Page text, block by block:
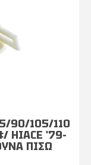
90/105/110
HIACE '79-
ΠΙΣΩ